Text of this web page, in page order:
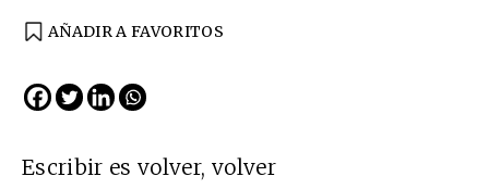
AÑADIR A FAVORITOS
Escribir es volver, volver